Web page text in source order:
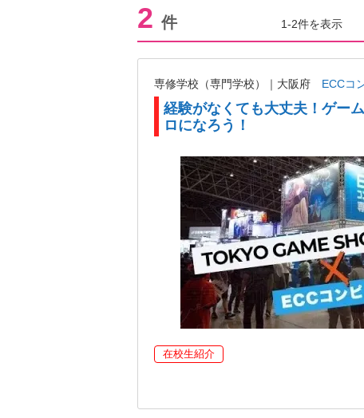
2 件 1-2件を表示
専修学校（専門学校）｜大阪府 ECCコ
経験がなくても大丈夫！ゲー
ロになろう！
在校生紹介